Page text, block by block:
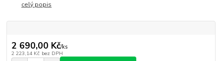
celý popis
2 690,00 Kč/ks
2 223,14 Kč bez DPH